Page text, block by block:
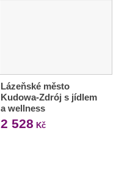
Lázeňské město
Kudowa-Zdrój s jídlem
a wellness
2 528 Kč